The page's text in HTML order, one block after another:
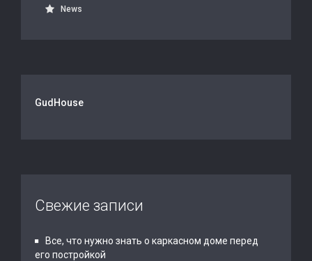
News
GudHouse
Свежие записи
Все, что нужно знать о каркасном доме перед
его постройкой